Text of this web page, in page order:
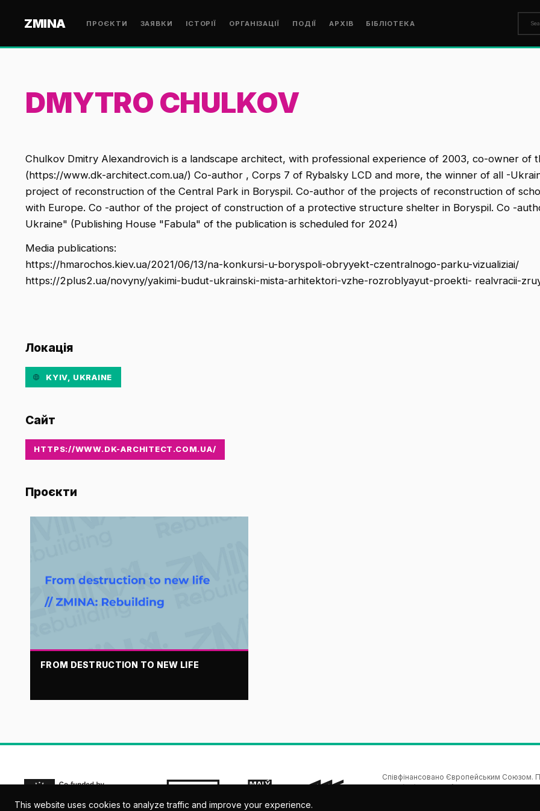
ZMINA ПРОЄКТИ ЗАЯВКИ ІСТОРІЇ ОРГАНІЗАЦІЇ ПОДІЇ АРХІВ БІБЛІОТЕКА
DMYTRO CHULKOV
Chulkov Dmitry Alexandrovich is a landscape architect, with professional experience of 2003, co-owner of
(https://www.dk-architect.com.ua/) Co-author , Corps 7 of Rybalsky LCD and more, the winner of all -
project of reconstruction of the Central Park in Boryspil. Co-author of the projects of reconstruction of
with Europe. Co -author of the project of construction of a protective structure shelter in Boryspil. Co -
Ukraine" (Publishing House "Fabula" of the publication is scheduled for 2024)
Media publications:
https://hmarochos.kiev.ua/2021/06/13/na-konkursi-u-boryspoli-obryyekt-czentralnogo-parku-vizualiziai/
https://2plus2.ua/novyny/yakimi-budut-ukrainski-mista-arhitektori-vzhe-rozroblyayut-proekti- realvracii-
Локація
KYIV, UKRAINE
Сайт
HTTPS://WWW.DK-ARCHITECT.COM.UA/
Проєкти
FROM DESTRUCTION TO NEW LIFE
Співфінансовано Європейським Союзом.
автору(ам) і не обов’язково відображають
культури (EACEA). Ані
This website uses cookies to analyze traffic and improve your experience.